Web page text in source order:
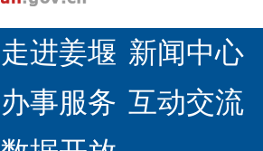
走进姜堰 新闻中心
办事服务 互动交流